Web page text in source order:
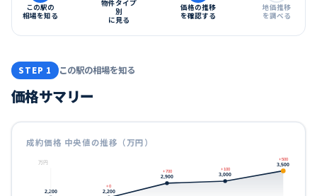
この駅の
相場を知る
物件タイプ
別
に見る
価格の推移
を確認する
地価推移
を調べる
STEP 1 この駅の相場を知る
価格サマリー
成約価格 中央値の推移（万円）
万円
2,200 2,200
+0
2,900
+700
3,000
+100
3,500
+500